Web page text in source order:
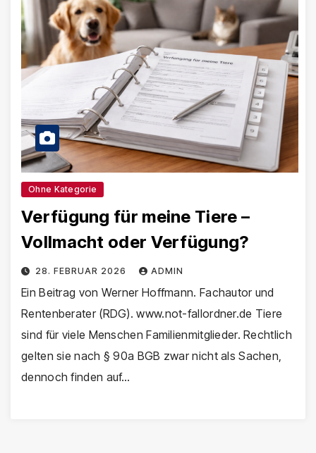
Ohne Kategorie
Verfügung für meine Tiere –
Vollmacht oder Verfügung?
28. FEBRUAR 2026 ADMIN
Ein Beitrag von Werner Hoffmann. Fachautor und
Rentenberater (RDG). www.not-fallordner.de Tiere
sind für viele Menschen Familienmitglieder. Rechtlich
gelten sie nach § 90a BGB zwar nicht als Sachen,
dennoch finden auf…